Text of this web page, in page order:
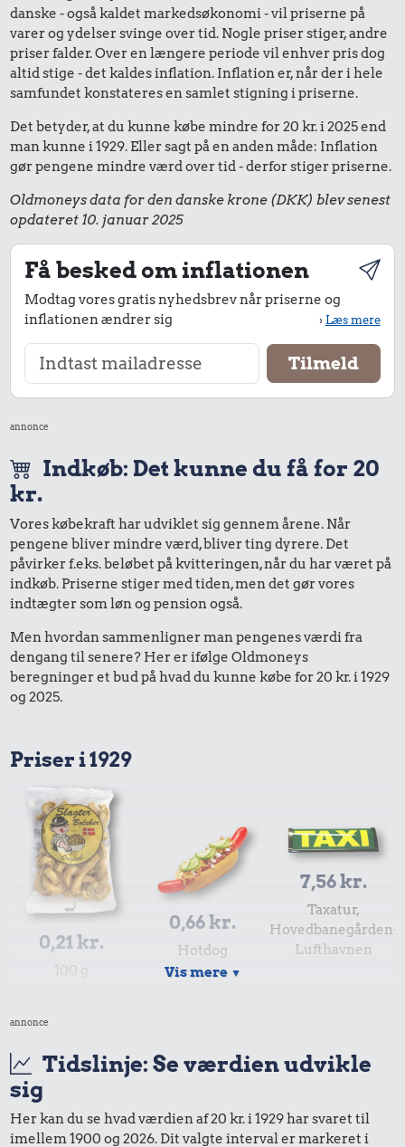
danske - også kaldet markedsøkonomi - vil priserne på
varer og ydelser svinge over tid. Nogle priser stiger, andre
priser falder. Over en længere periode vil enhver pris dog
altid stige - det kaldes inflation. Inflation er, når der i hele
samfundet konstateres en samlet stigning i priserne.
Det betyder, at du kunne købe mindre for 20 kr. i 2025 end
man kunne i 1929. Eller sagt på en anden måde: Inflation
gør pengene mindre værd over tid - derfor stiger priserne.
Oldmoneys data for den danske krone (DKK) blev senest
opdateret 10. januar 2025
Få besked om inflationen
Modtag vores gratis nyhedsbrev når priserne og
inflationen ændrer sig
›Læs mere
annonce
Indkøb: Det kunne du få for 20
kr.
Vores købekraft har udviklet sig gennem årene. Når
pengene bliver mindre værd, bliver ting dyrere. Det
påvirker f.eks. beløbet på kvitteringen, når du har været på
indkøb. Priserne stiger med tiden, men det gør vores
indtægter som løn og pension også.
Men hvordan sammenligner man pengenes værdi fra
dengang til senere? Her er ifølge Oldmoneys
beregninger et bud på hvad du kunne købe for 20 kr. i 1929
og 2025.
Priser i 1929
0,21 kr.
0,66 kr.
Hotdog
7,56 kr.
Taxatur,
Hovedbanegården-
Lufthavnen
Vis mere ▼
annonce
Tidslinje: Se værdien udvikle
sig
Her kan du se hvad værdien af 20 kr. i 1929 har svaret til
imellem 1900 og 2026. Dit valgte interval er markeret i